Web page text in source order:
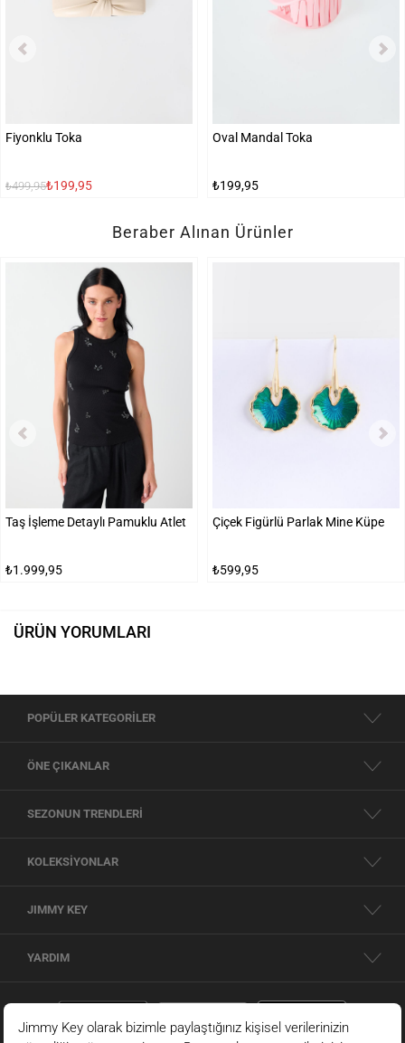
Fiyonklu Toka
₺499,95₺199,95
Oval Mandal Toka
₺199,95
Beraber Alınan Ürünler
Taş İşleme Detaylı Pamuklu Atlet
₺1.999,95
Çiçek Figürlü Parlak Mine Küpe
₺599,95
ÜRÜN YORUMLARI
POPÜLER KATEGORİLER
ÖNE ÇIKANLAR
SEZONUN TRENDLERİ
KOLEKSİYONLAR
JIMMY KEY
YARDIM